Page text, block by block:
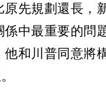
先規劃還長，
中最重要的問
和川普同意將